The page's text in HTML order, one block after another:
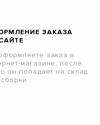
ЗАКАЗА
заказ в
магазине, после
он попадает на склад